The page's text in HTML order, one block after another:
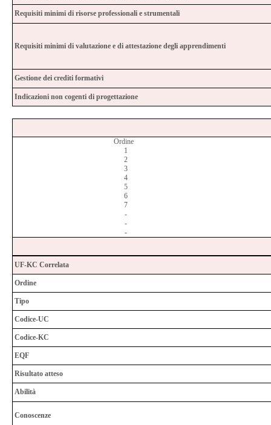
Requisiti minimi di risorse professionali e strumentali
Requisiti minimi di valutazione e di attestazione degli apprendimenti
Gestione dei crediti formativi
Indicazioni non cogenti di progettazione
Ordine
1
2
3
4
5
6
7
-
-
-
UF-KC Correlata
Ordine
Tipo
Codice-UC
Codice-KC
EQF
Risultato atteso
Abilità
Conoscenze